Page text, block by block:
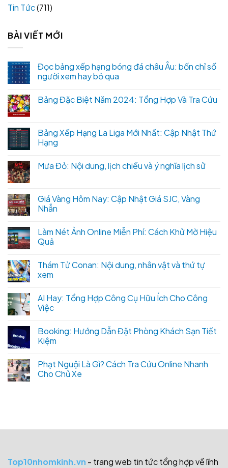
Tin Tức(711)
BÀI VIẾT MỚI
Đọc bảng xếp hạng bóng đá châu Âu: bốn chỉ số
người xem hay bỏ qua
Bảng Đặc Biệt Năm 2024: Tổng Hợp Và Tra Cứu
Bảng Xếp Hạng La Liga Mới Nhất: Cập Nhật Thứ
Hạng
Mưa Đỏ: Nội dung, lịch chiếu và ý nghĩa lịch sử
Giá Vàng Hôm Nay: Cập Nhật Giá SJC, Vàng
Nhẫn
Làm Nét Ảnh Online Miễn Phí: Cách Khử Mờ Hiệu
Quả
Thám Tử Conan: Nội dung, nhân vật và thứ tự
xem
AI Hay: Tổng Hợp Công Cụ Hữu Ích Cho Công
Việc
Booking: Hướng Dẫn Đặt Phòng Khách Sạn Tiết
Kiệm
Phạt Nguội Là Gì? Cách Tra Cứu Online Nhanh
Cho Chủ Xe
Top10nhomkinh.vn - trang web tin tức tổng hợp về lĩnh